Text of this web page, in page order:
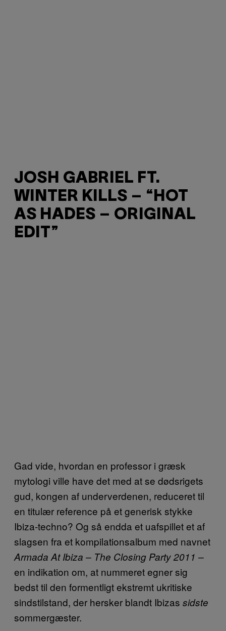
JOSH GABRIEL FT.
WINTER KILLS – “HOT
AS HADES – ORIGINAL
EDIT”
Gad vide, hvordan en professor i græsk
mytologi ville have det med at se dødsrigets
gud, kongen af underverdenen, reduceret til
en titulær reference på et generisk stykke
Ibiza-techno? Og så endda et uafspillet et af
slagsen fra et kompilationsalbum med navnet
Armada At Ibiza – The Closing Party 2011 –
en indikation om, at nummeret egner sig
bedst til den formentligt ekstremt ukritiske
sindstilstand, der hersker blandt Ibizas sidste
sommergæster.